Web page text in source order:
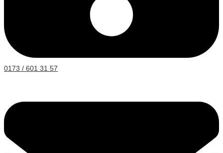
0173 / 601 31 57